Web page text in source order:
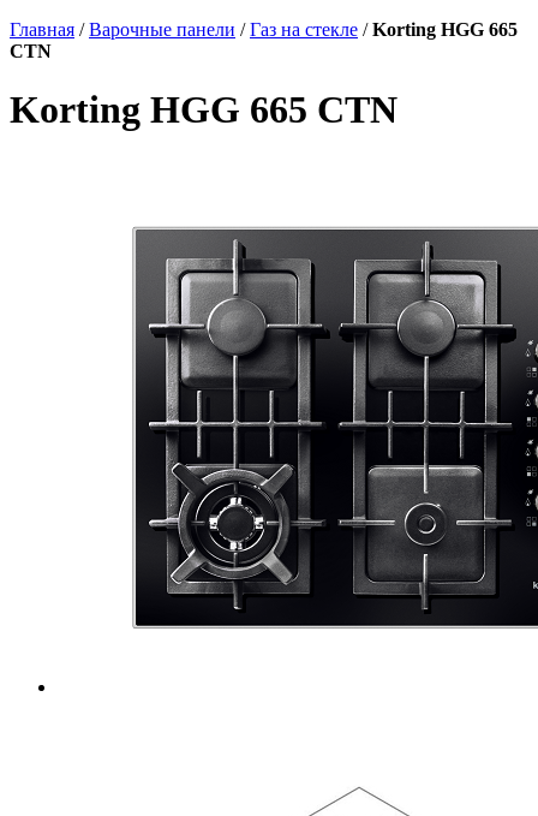
Главная /Варочные панели /Газ на стекле /Korting HGG 665
CTN
Korting HGG 665 CTN